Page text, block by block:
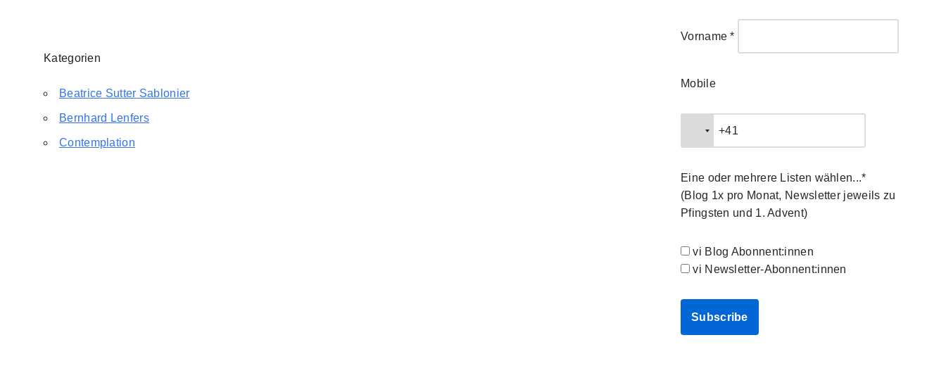
Kategorien
Beatrice Sutter Sablonier
Bernhard Lenfers
Contemplation
Vorname *
Mobile
Eine oder mehrere Listen wählen...*
(Blog 1x pro Monat, Newsletter jeweils zu
Pfingsten und 1. Advent)
vi Blog Abonnent:innen
vi Newsletter-Abonnent:innen